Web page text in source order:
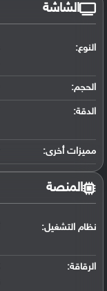
الشاشة
النوع:
الحجم:
الدقة:
مميزات أخرى:
المنصة
نظام التشغيل:
الرقاقة: